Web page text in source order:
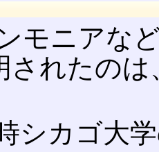
モニアな
されたの
シカゴ大